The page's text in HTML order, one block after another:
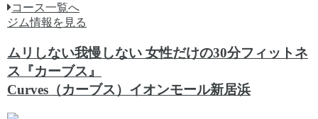
コース一覧へ
ジム情報を見る
ムリしない我慢しない 女性だけの30分フィットネ
ス『カーブス』
Curves（カーブス）イオンモール新居浜